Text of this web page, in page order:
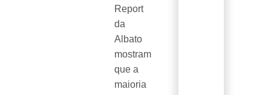
Report
da
Albato
mostram
que a
maioria